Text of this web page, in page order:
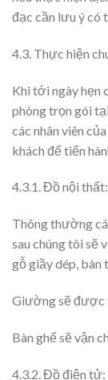
đạc cần lưu ý có
4.3. Thực hiện
Khi tới ngày hẹn
phòng trọn gói
các nhân viên
khách để tiến
4.3.1. Đồ nội thất:
Thông thường
sau chúng tôi sẽ
gỗ giầy dép, bàn
Giường sẽ được
Bàn ghế sẽ vận
4.3.2. Đồ điện tử: